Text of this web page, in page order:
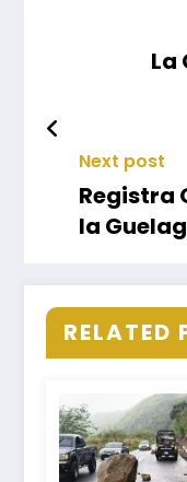
La
Next post
Registra
la
RELATED